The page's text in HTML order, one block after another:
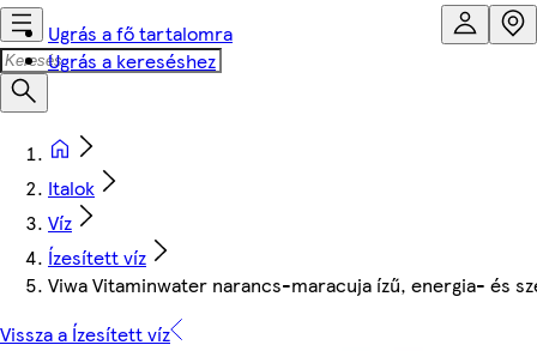
Ugrás a fő tartalomra
Ugrás a kereséshez
Italok
Víz
Ízesített víz
Viwa Vitaminwater narancs-maracuja ízű, energia- és
Vissza a Ízesített víz